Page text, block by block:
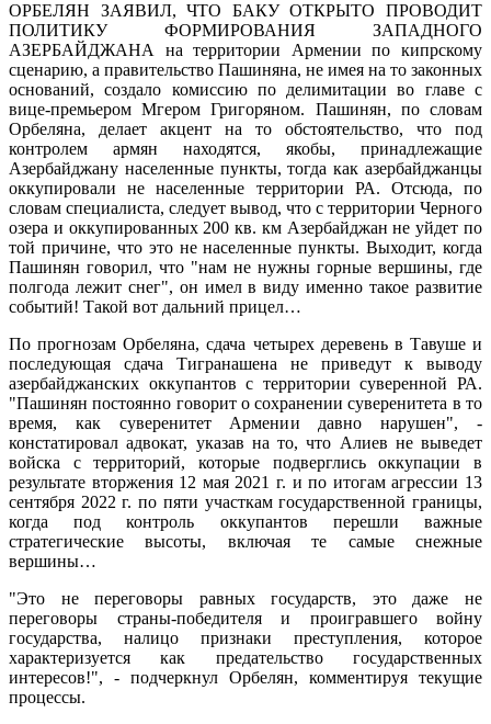
ОРБЕЛЯН ЗАЯВИЛ, ЧТО БАКУ ОТКРЫТО ПРОВОДИТ
ПОЛИТИКУ ФОРМИРОВАНИЯ ЗАПАДНОГО
АЗЕРБАЙДЖАНА на территории Армении по кипрскому
сценарию, а правительство Пашиняна, не имея на то законных
оснований, создало комиссию по делимитации во главе с
вице-премьером Мгером Григоряном. Пашинян, по словам
Орбеляна, делает акцент на то обстоятельство, что под
контролем армян находятся, якобы, принадлежащие
Азербайджану населенные пункты, тогда как азербайджанцы
оккупировали не населенные территории РА. Отсюда, по
словам специалиста, следует вывод, что с территории Черного
озера и оккупированных 200 кв. км Азербайджан не уйдет по
той причине, что это не населенные пункты. Выходит, когда
Пашинян говорил, что "нам не нужны горные вершины, где
полгода лежит снег", он имел в виду именно такое развитие
событий! Такой вот дальний прицел…
По прогнозам Орбеляна, сдача четырех деревень в Тавуше и
последующая сдача Тигранашена не приведут к выводу
азербайджанских оккупантов с территории суверенной РА.
"Пашинян постоянно говорит о сохранении суверенитета в то
время, как суверенитет Армении давно нарушен", -
констатировал адвокат, указав на то, что Алиев не выведет
войска с территорий, которые подверглись оккупации в
результате вторжения 12 мая 2021 г. и по итогам агрессии 13
сентября 2022 г. по пяти участкам государственной границы,
когда под контроль оккупантов перешли важные
стратегические высоты, включая те самые снежные
вершины…
"Это не переговоры равных государств, это даже не
переговоры страны-победителя и проигравшего войну
государства, налицо признаки преступления, которое
характеризуется как предательство государственных
интересов!", - подчеркнул Орбелян, комментируя текущие
процессы.